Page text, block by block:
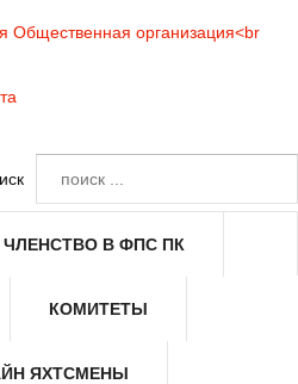
ЧЛЕНСТВО В ФПС ПК
КОМИТЕТЫ
ЯХТСМЕНЫ